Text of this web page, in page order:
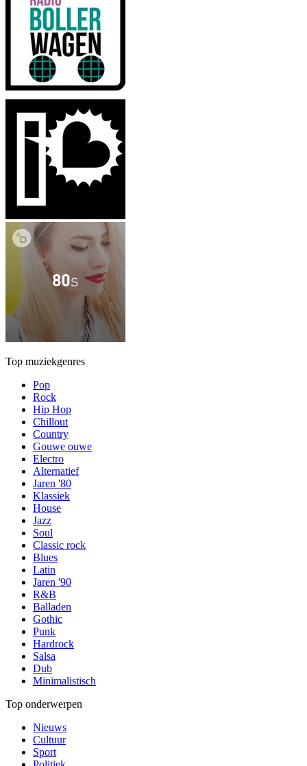
Top muziekgenres
Pop
Rock
Hip Hop
Chillout
Country
Gouwe ouwe
Electro
Alternatief
Jaren '80
Klassiek
House
Jazz
Soul
Classic rock
Blues
Latin
Jaren '90
R&B
Balladen
Gothic
Punk
Hardrock
Salsa
Dub
Minimalistisch
Top onderwerpen
Nieuws
Cultuur
Sport